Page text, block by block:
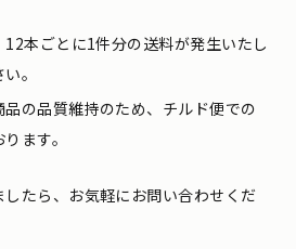
本ごとに1件分の送料が発生いたし
。
の品質維持のため、チルド便での
ます。
たら、お気軽にお問い合わせくだ